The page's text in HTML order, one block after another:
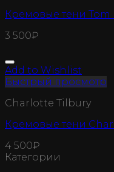
Кремовые тени
3 500₽
Add to Wishlist
Быстрый просмотр
Charlotte Tilbury
Кремовые тени
4 500₽
Категории